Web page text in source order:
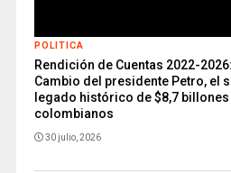
POLITICA
Rendición de Cuentas 2022-
Cambio del presidente Petro, el
legado histórico de $8,7
colombianos
30 julio, 2026